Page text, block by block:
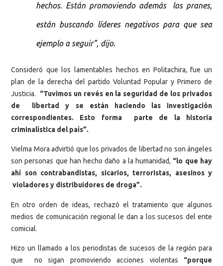
hechos. Están promoviendo además los pranes,
están buscando líderes negativos para que sea
ejemplo a seguir”, dijo.
Consideró que los lamentables hechos en Politachira, fue un
plan de la derecha del partido Voluntad Popular y Primero de
Justicia. “Tuvimos un revés en la seguridad de los privados
de libertad y se están haciendo las investigación
correspondientes. Esto forma parte de la historia
criminalística del país”.
Vielma Mora advirtió que los privados de libertad no son ángeles
son personas que han hecho daño a la humanidad, “lo que hay
ahí son contrabandistas, sicarios, terroristas, asesinos y
violadores y distribuidores de droga”.
En otro orden de ideas, rechazó el tratamiento que algunos
medios de comunicación regional le dan a los sucesos del ente
comicial.
Hizo un llamado a los periodistas de sucesos de la región para
que no sigan promoviendo acciones violentas “porque